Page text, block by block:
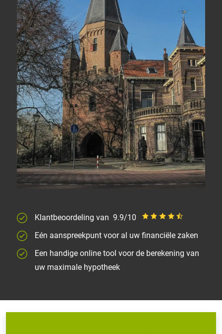
Klantbeoordeling van 9.9/10
Eén aanspreekpunt voor al uw financiële zaken
Een handige online tool voor de berekening van
uw maximale hypotheek